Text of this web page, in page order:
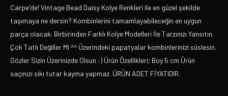
Carpe'de! Vintage Bead Daisy Kolye Renkleri ile en güzel şekilde
taşımaya ne dersin? Kombinlerini tamamlayabileceğin en uygun
parça olacak. Birbirinden Farklı Kolye Modelleri İle Tarzınızı Yansıtın.
Çok Tatlı Değiller Mi ^^ Üzerindeki papatyalar kombinlerinizi süslesin.
Gözler Sizin Üzerinizde Olsun :) Ürün Özellikleri; Boy 5 cm Ürün
saçınızı sıkı tutar kayma yapmaz. ÜRÜN ADET FİYATIDIR.